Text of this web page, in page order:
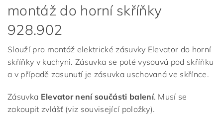
montáž do horní skříňky
928.902
Slouží pro montáž elektrické zásuvky Elevator do horní
skříňky v kuchyni. Zásuvka se poté vysouvá pod skříňku
a v případě zasunutí je zásuvka uschovaná ve skřínce.
Zásuvka Elevator není součásti balení. Musí se
zakoupit zvlášť (viz související položky).